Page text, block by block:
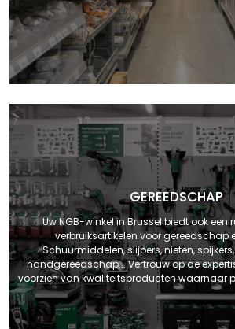
GEREEDSCHAP
Uw NGB-winkel in Brussel biedt ook een
verbruiksartikelen voor gereedschap
Schuurmiddelen, slijpers, nieten,
handgereedschap... Vertrouw op de
voorzien van kwaliteitsproducten waarnaar